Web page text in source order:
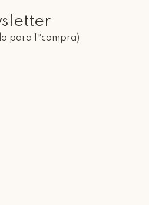
para 1ªcompra)